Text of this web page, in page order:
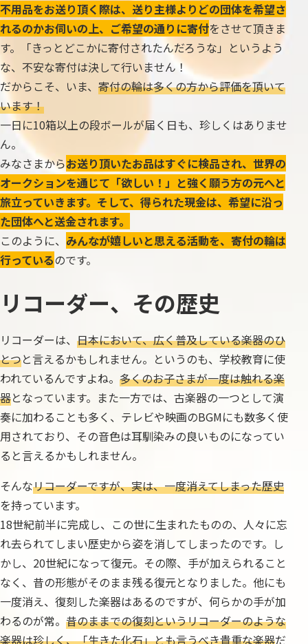
不用品をお送り頂く際は、送り主様よりどの団体を希望さ
れるのかお伺いの上、ご希望の通りに寄付をさせて頂きま
す。「きっとどこかに寄付されたんだろうな」というよう
な、不安な寄付は決して行いません！
だからこそ、いま、 寄付の輪は多くの方から評価を頂いて
います！
一日に10箱以上の段ボールが届く日も、珍しくはありませ
ん。
みなさまからお送り頂いたお品はすぐに検品され、世界の
オークションを通じて「欲しい！」と強く願う方の元へと
旅立っていきます。そして、得られた現金は、希望に沿っ
た団体へと送金されます。
このように、 みんなが嬉しいと思える活動を、寄付の輪は
行っているのです。
リコーダー、その歴史
リコーダーは、 日本において、広く普及している楽器のひ
とつと言えるかもしれません。というのも、学校教育に使
われているんですよね。 多くのお子さまが一度は触れる楽
器となっています。また一方では、古楽器の一つとして演
奏に加わることも多く、テレビや映画のBGMにも数多く使
用されており、その音色は耳馴染みの良いものになってい
ると言えるかもしれません。
そんなリコーダーですが、実は、一度消えてしまった歴史
を持っています。
18世紀前半に完成し、この世に生まれたものの、人々に忘
れ去られてしまい歴史から姿を消してしまったのです。し
かし、20世紀になって復元。その際、手が加えられること
なく、昔の形態がそのまま残る復元となりました。他にも
一度消え、復刻した楽器はあるのですが、何らかの手が加
わるのが常。 昔のままでの復刻というリコーダーのような
楽器は珍しく、「生きた化石」とも言うべき貴重な楽器だ